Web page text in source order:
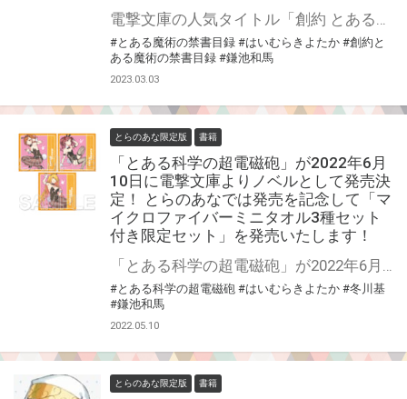
電撃文庫の人気タイトル「創約 とある魔術の禁書目録」最新8巻が5月10日に発売！ とらのあなでは発売を記念して「デスクインテリアプレート」付きの限定セットを発売いたします！ とらのあな限定版の数は限られていますので是非お早めにお求めください！
#とある魔術の禁書目録 #はいむらきよたか #創約と
ある魔術の禁書目録 #鎌池和馬
2023.03.03
とらのあな限定版 書籍
「とある科学の超電磁砲」が2022年6月
10日に電撃文庫よりノベルとして発売決
定！ とらのあなでは発売を記念して「マ
イクロファイバーミニタオル3種セット
付き限定セット」を発売いたします！
「とある科学の超電磁砲」が2022年6月10日に電撃文庫よりノベルとして発売決定！ とらのあなでは発売を記念して「マイクロファイバーミニタオル3種セット付き限定セット」を発売いたします！ 是非この機会にお買い求めください！
#とある科学の超電磁砲 #はいむらきよたか #冬川基
#鎌池和馬
2022.05.10
とらのあな限定版 書籍